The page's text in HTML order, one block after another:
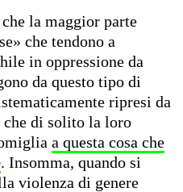
la maggior parte
che tendono a
in oppressione da
da questo tipo di
ripresi da
che di solito la loro
a questa cosa che
. Insomma, quando si
violenza di genere